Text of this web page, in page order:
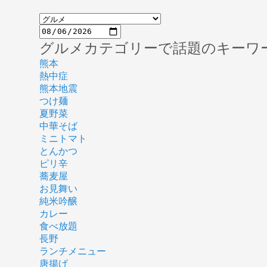
グルメカテゴリーで話題のキーワ
熊本
熱中症
熊本地震
つけ麺
夏野菜
中華そば
ミニトマト
とんかつ
ピリ辛
蕎麦屋
お見舞い
純米吟醸
カレー
食べ放題
長野
ランチメニュー
唐揚げ